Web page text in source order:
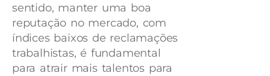
sentido, manter uma boa
reputação no mercado, com
índices baixos de reclamações
trabalhistas, é fundamental
para atrair mais talentos para